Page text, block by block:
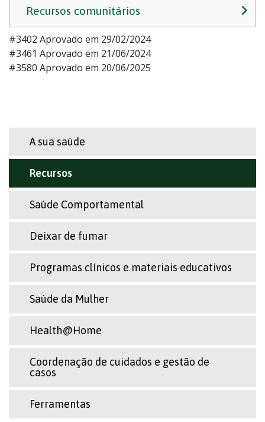
Recursos comunitários
#3402 Aprovado em 29/02/2024
#3461 Aprovado em 21/06/2024
#3580 Aprovado em 20/06/2025
A sua saúde
Recursos
Saúde Comportamental
Deixar de fumar
Programas clínicos e materiais educativos
Saúde da Mulher
Health@Home
Coordenação de cuidados e gestão de
casos
Ferramentas